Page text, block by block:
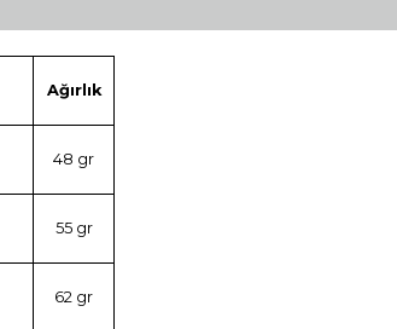
Ağırlık
48 gr
55 gr
62 gr